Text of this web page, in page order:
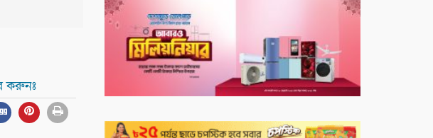
করুনঃ